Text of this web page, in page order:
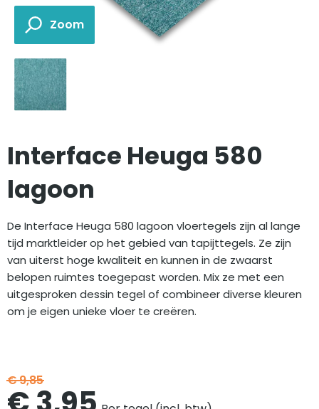
Interface Heuga 580
lagoon
De Interface Heuga 580 lagoon vloertegels zijn al lange
tijd marktleider op het gebied van tapijttegels. Ze zijn
van uiterst hoge kwaliteit en kunnen in de zwaarst
belopen ruimtes toegepast worden. Mix ze met een
uitgesproken dessin tegel of combineer diverse kleuren
om je eigen unieke vloer te creëren.
€9,85